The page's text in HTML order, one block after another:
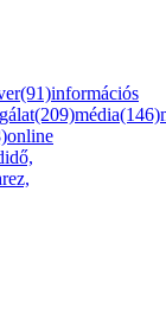
információs
média(146)
online